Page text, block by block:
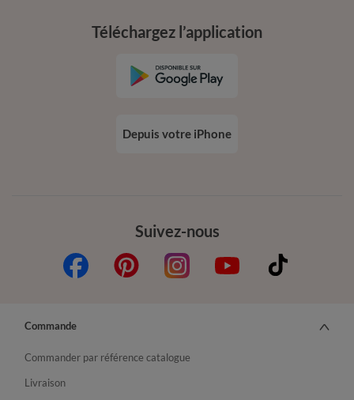
Suivez-nous
Téléchargez l’application
Depuis votre iPhone
Commande
Commander par référence catalogue
Livraison